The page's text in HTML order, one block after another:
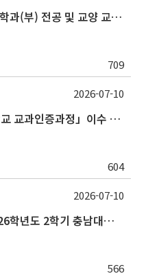
2026학년도 하계 계절수업 타 학과(부) 전공 및 교양 교과목 성적평가방법 선택제 신청 안내(~7/15 수)
709
2026학년도 1학기 「서울대학교 교과인증과정」이수 신청 안내
604
2026-07-10
[그린바이오 혁신융합대학]2026학년도 2학기 충남대학교 교류 수학 안내
566
2026-07-10